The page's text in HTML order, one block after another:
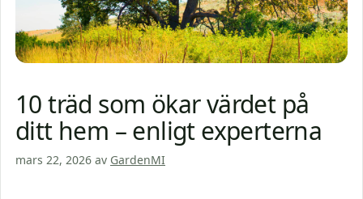
10 träd som ökar värdet på
ditt hem – enligt experterna
mars 22, 2026 av GardenMI